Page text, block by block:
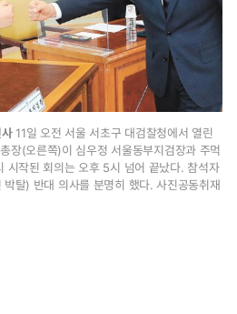
11일 오전 서울 서초구 대검찰청에서 열린
장(오른쪽)이 심우정 서울동부지검장과 주먹
시작된 회의는 오후 5시 넘어 끝났다. 참석자
박탈) 반대 의사를 분명히 했다. 사진공동취재